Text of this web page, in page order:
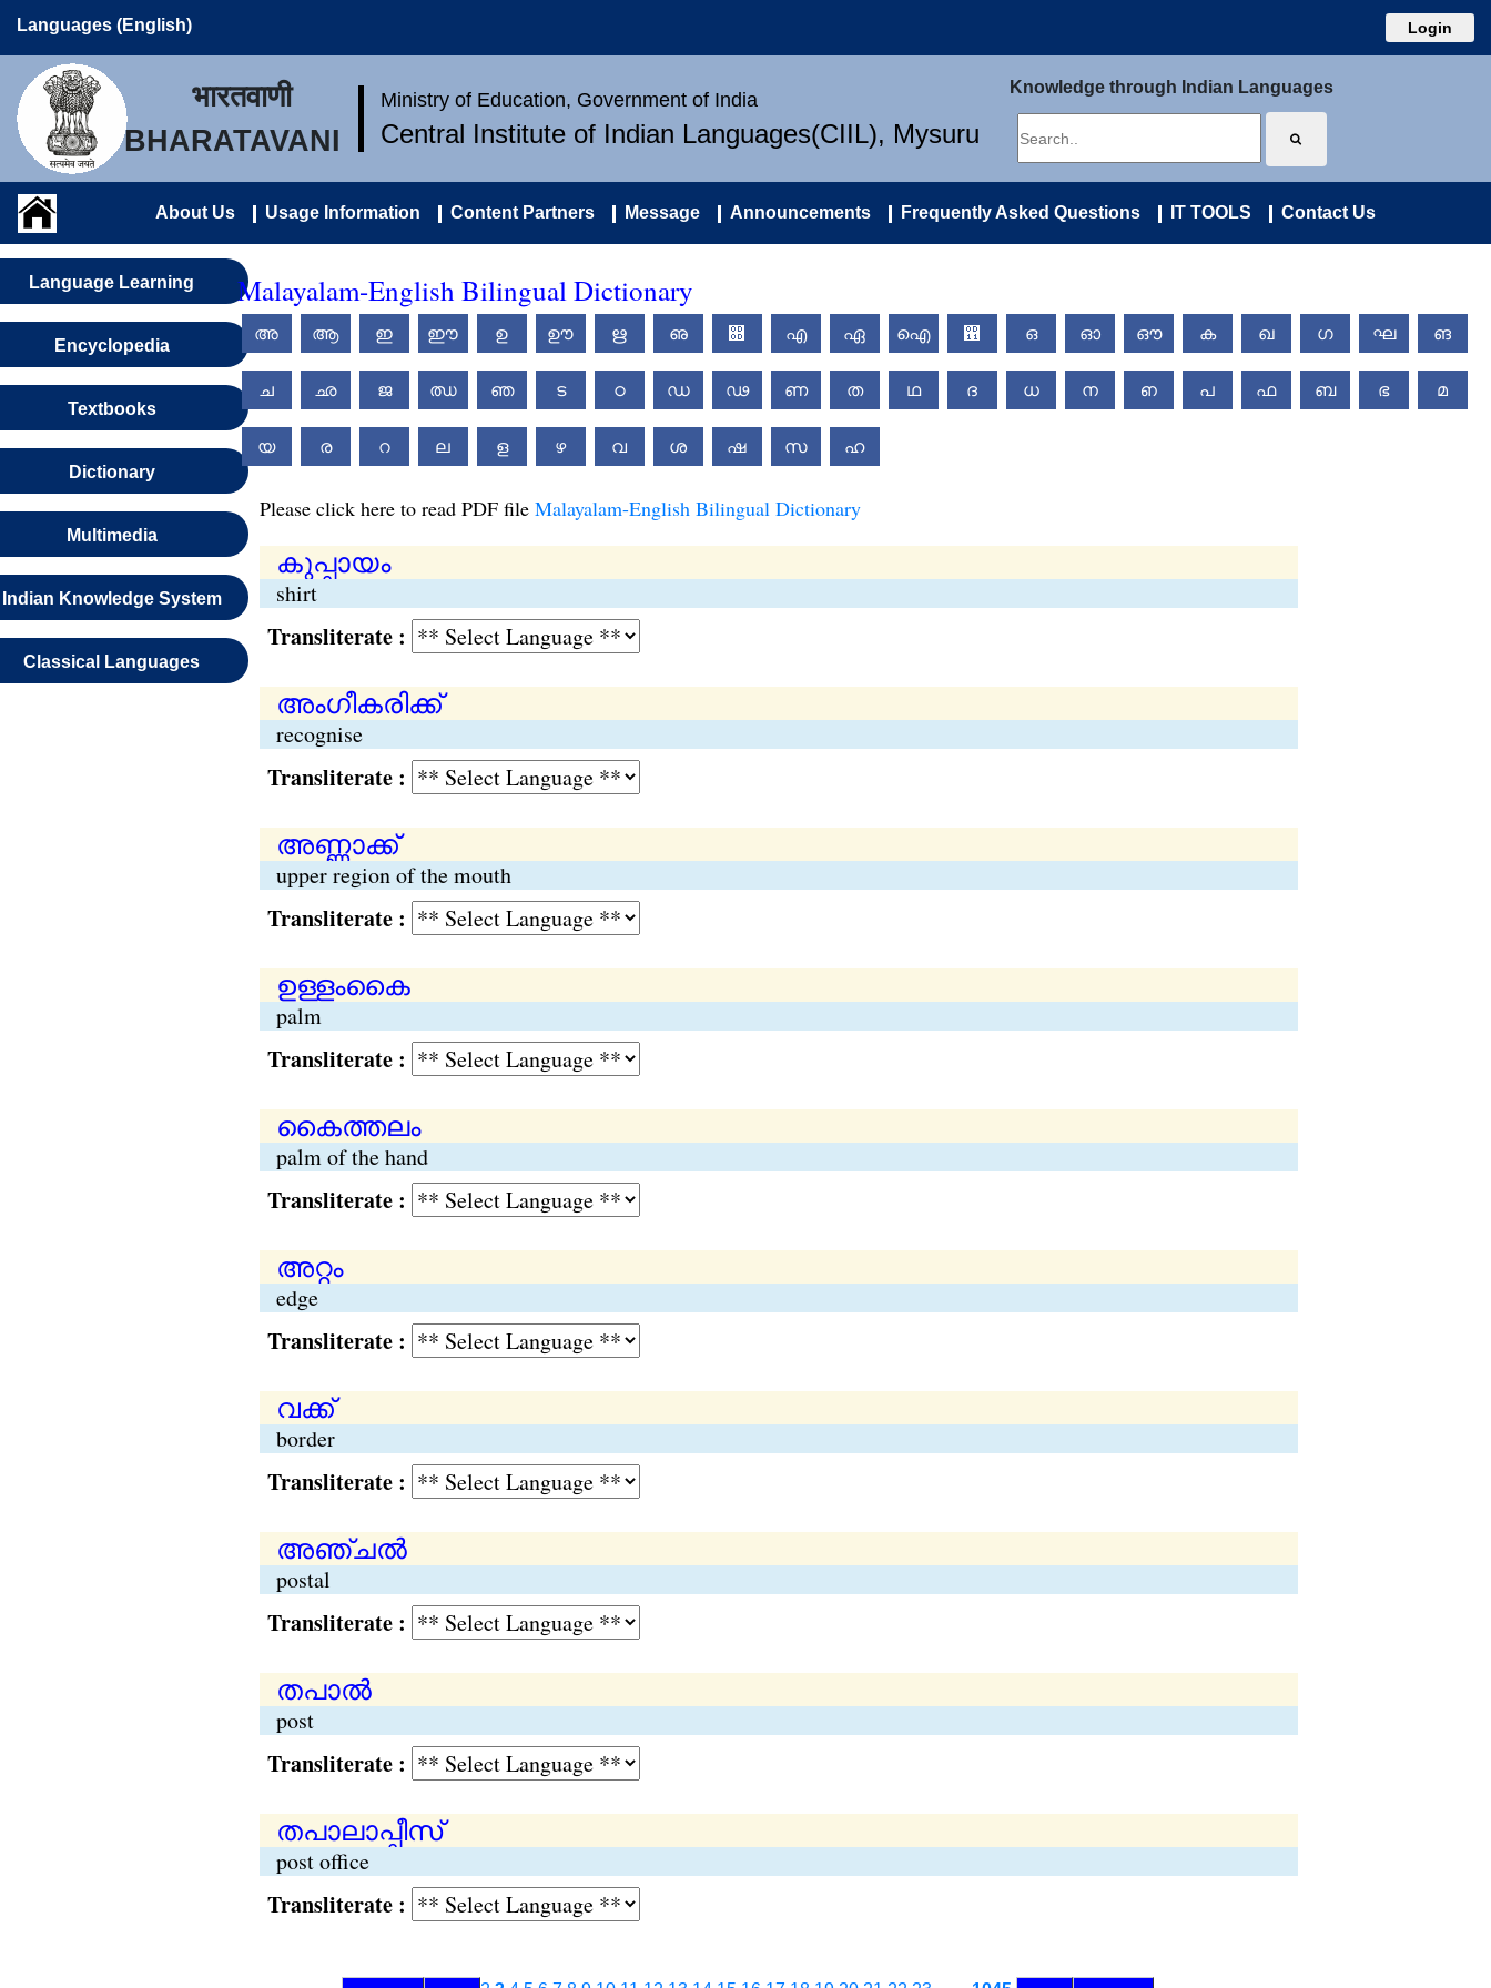
Languages (English) Login
भारतवाणी
BHARATAVANI
Ministry of Education, Government of India
Central Institute of Indian Languages(CIIL), Mysuru
Knowledge through Indian Languages
About Us Usage Information Content Partners Message Announcements Frequently Asked Questions IT TOOLS Contact Us
Language Learning
Encyclopedia
Textbooks
Dictionary
Multimedia
Indian Knowledge System
Classical Languages
Malayalam-English Bilingual Dictionary
അ ആ ഇ ഈ ഉ ഊ ഋ ഌ ഍ എ ഏ ഐ ഑ ഒ ഓ ഔ ക ഖ ഗ ഘ ങ
ച ഛ ജ ഝ ഞ ട ഠ ഡ ഢ ണ ത ഥ ദ ധ ന ഩ പ ഫ ബ ഭ മ
യ ര റ ല ള ഴ വ ശ ഷ സ ഹ
Please click here to read PDF file Malayalam-English Bilingual Dictionary
കുപ്പായം
shirt
Transliterate :
അംഗീകരിക്ക്
recognise
Transliterate :
അണ്ണാക്ക്
upper region of the mouth
Transliterate :
ഉള്ളംകൈ
palm
Transliterate :
കൈത്തലം
palm of the hand
Transliterate :
അറ്റം
edge
Transliterate :
വക്ക്
border
Transliterate :
അഞ്ചല്‍
postal
Transliterate :
തപാല്‍
post
Transliterate :
തപാലാപ്പീസ്
post office
Transliterate :